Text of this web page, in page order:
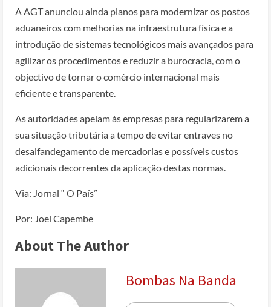
A AGT anunciou ainda planos para modernizar os postos
aduaneiros com melhorias na infraestrutura física e a
introdução de sistemas tecnológicos mais avançados para
agilizar os procedimentos e reduzir a burocracia, com o
objectivo de tornar o comércio internacional mais
eficiente e transparente.
As autoridades apelam às empresas para regularizarem a
sua situação tributária a tempo de evitar entraves no
desalfandegamento de mercadorias e possíveis custos
adicionais decorrentes da aplicação destas normas.
Via: Jornal “ O País”
Por: Joel Capembe
About The Author
Bombas Na Banda